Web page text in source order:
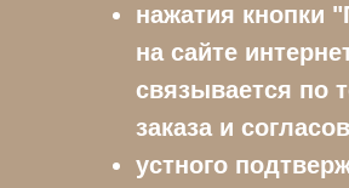
нажатия кнопки
на сайте
связывается по
заказа и
устного